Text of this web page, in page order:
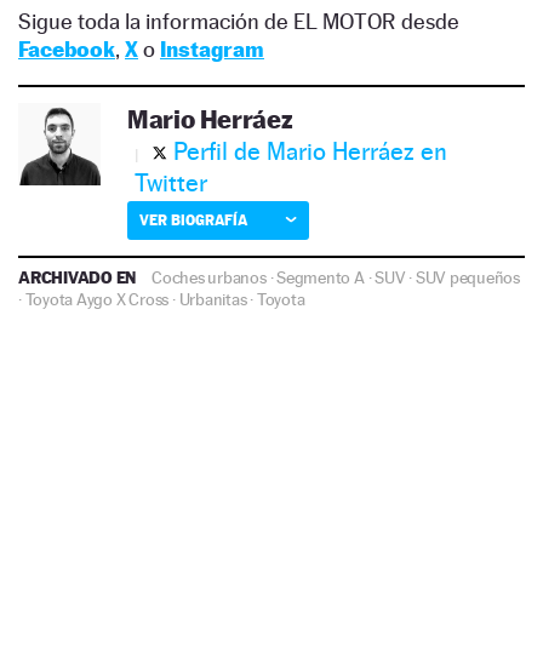
Sigue toda la información de EL MOTOR desde
Facebook, Xo Instagram
Mario Herráez
Perfil de Mario Herráez en
Twitter
VER BIOGRAFÍA
ARCHIVADO EN Coches urbanos·Segmento A ·SUV ·SUV pequeños
·Toyota Aygo X Cross · Urbanitas·Toyota